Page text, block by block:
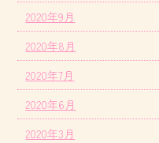
2020年9月
2020年8月
2020年7月
2020年6月
2020年3月